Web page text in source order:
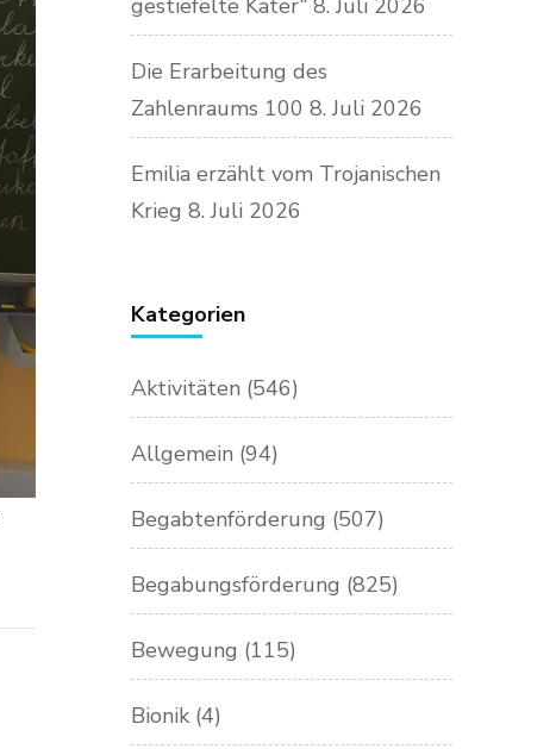
gestiefelte Kater“ 8. Juli 2026
Die Erarbeitung des
Zahlenraums 100 8. Juli 2026
Emilia erzählt vom Trojanischen
Krieg 8. Juli 2026
Kategorien
Aktivitäten (546)
Allgemein (94)
Begabtenförderung (507)
Begabungsförderung (825)
Bewegung (115)
Bionik (4)